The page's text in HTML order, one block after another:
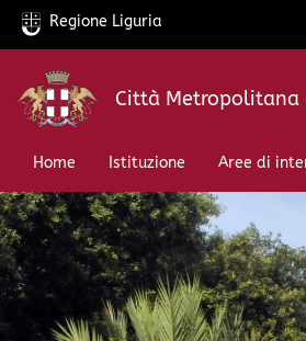
Salta
contenuto
Regione Liguria
Città Metropolitana
Home
Istituzione Aree di